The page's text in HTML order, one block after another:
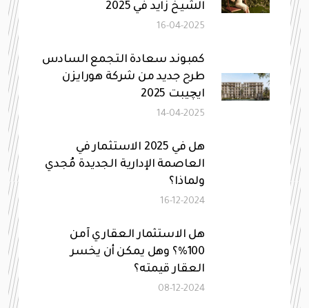
الشيخ زايد في 2025
16-04-2025
كمبوند سعادة التجمع السادس
طرح جديد من شركة هورايزن
ايچيبت 2025
14-04-2025
هل في 2025 الاستثمار في
العاصمة الإدارية الجديدة مُجدي
ولماذا؟
16-12-2024
هل الاستثمار العقاري آمن
100%؟ وهل يمكن أن يخسر
العقار قيمته؟
08-12-2024